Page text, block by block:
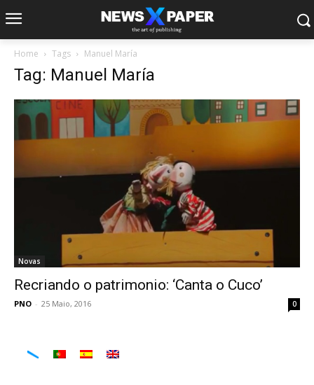
Home Tags Manuel María
Tag: Manuel María
Novas
Recriando o patrimonio: ‘Canta o Cuco’
PNO - 25 Maio, 2016 0